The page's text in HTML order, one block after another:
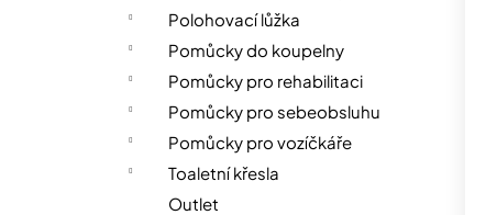
Polohovací lůžka
Pomůcky do koupelny
Pomůcky pro rehabilitaci
Pomůcky pro sebeobsluhu
Pomůcky pro vozíčkáře
Toaletní křesla
Outlet